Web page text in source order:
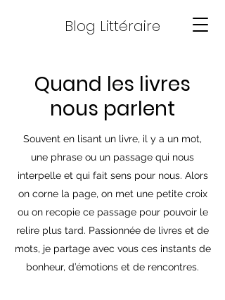
Blog Littéraire
Quand les livres
nous parlent
Souvent en lisant un livre, il y a un mot,
une phrase ou un passage qui nous
interpelle et qui fait sens pour nous. Alors
on corne la page, on met une petite croix
ou on recopie ce passage pour pouvoir le
relire plus tard. Passionnée de livres et de
mots, je partage avec vous ces instants de
bonheur, d’émotions et de rencontres.